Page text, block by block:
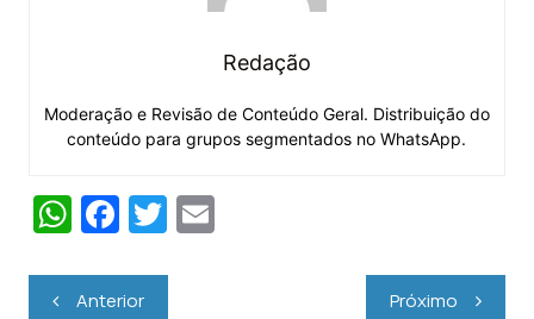
Redação
Moderação e Revisão de Conteúdo Geral. Distribuição do
conteúdo para grupos segmentados no WhatsApp.
W
at
F
c
T
itt
E
Navegação
Anterior Próximo